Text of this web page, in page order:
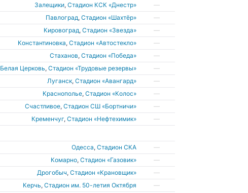
Залещики,Стадион КСК «Днестр»
—
Павлоград,Стадион «Шахтёр»
—
Кировоград,Стадион «Звезда»
—
Константиновка,Стадион «Автостекло»
—
Стаханов,Стадион «Победа»
—
Белая Церковь,Стадион «Трудовые резервы»
—
Луганск,Стадион «Авангард»
—
Краснополье,Стадион «Колос»
—
Счастливое,Стадион СШ «Бортничи»
—
Кременчуг,Стадион «Нефтехимик» —
Одесса,Стадион СКА
—
Комарно,Стадион «Газовик»
—
Дрогобыч,Стадион «Крановщик»
—
Керчь,Стадион им. 50-летия Октября
—